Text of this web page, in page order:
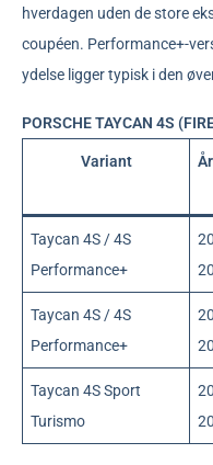
hverdagen uden de store
coupéen. Performance+-
ydelse ligger typisk i den
PORSCHE TAYCAN 4S
Variant
Taycan 4S / 4S
Performance+
Taycan 4S / 4S
Performance+
Taycan 4S Sport
Turismo